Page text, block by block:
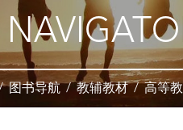
图书导航 / 教辅教材 / 高等